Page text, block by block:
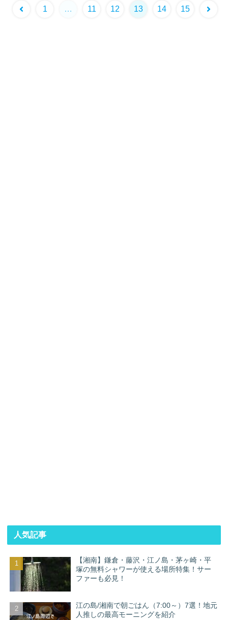
前
1 … 11 12 13 14 15
次
人気記事
【湘南】鎌倉・藤沢・江ノ島・茅ヶ崎・平
塚の無料シャワーが使える場所特集！サー
ファーも必見！
江の島/湘南で朝ごはん（7:00～）7選！地元
人推しの最高モーニングを紹介